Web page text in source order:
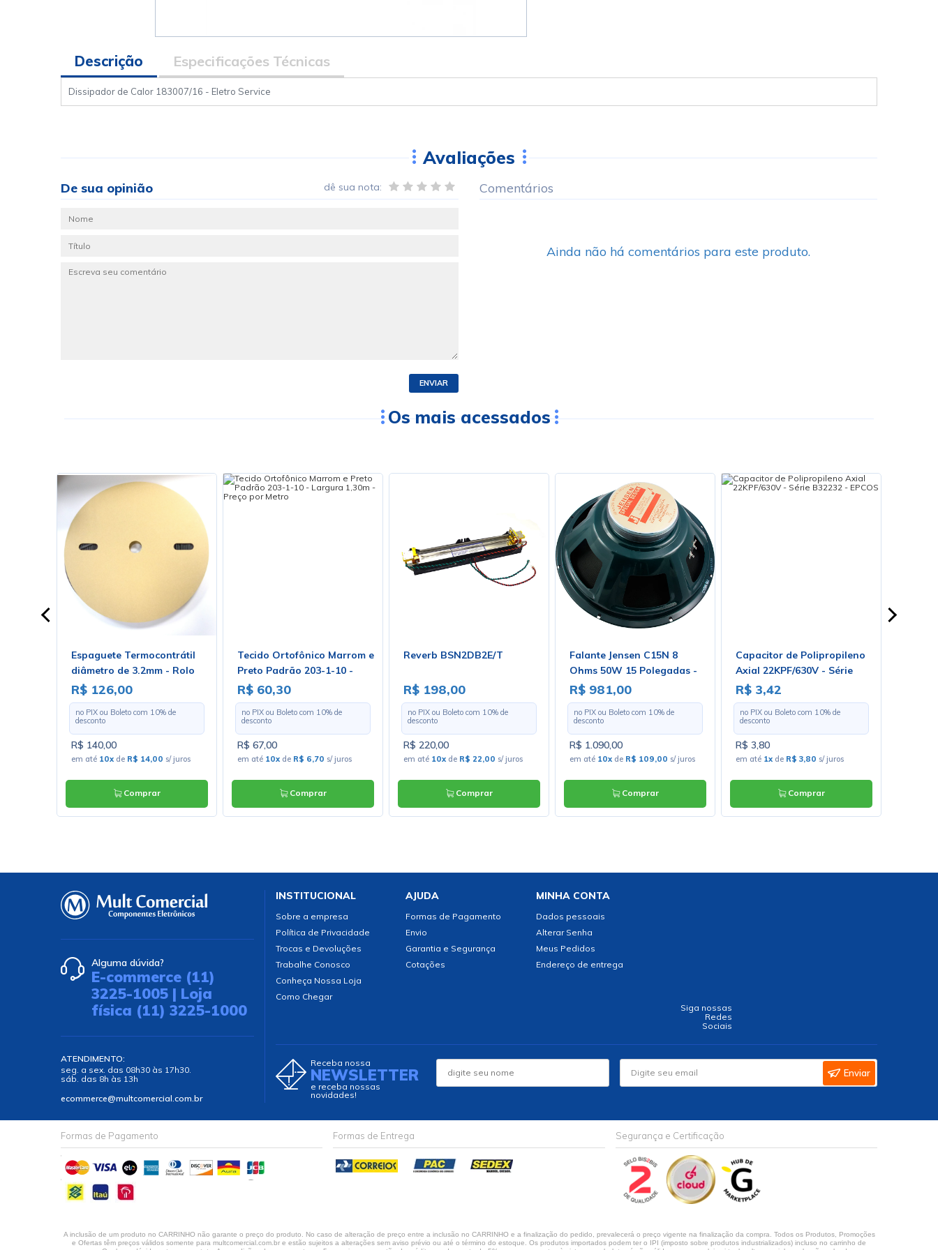
Descrição
Dissipador de Calor 183007/16 - Eletro Service
Especificações Técnicas
Avaliações
De sua opinião dê sua nota:
ENVIAR
Comentários
Ainda não há comentários para este produto.
Os mais acessados
Espaguete Termocontrátil
diâmetro de 3.2mm - Rolo
Com 100 Metros
R$ 126,00
no PIX ou Boleto com 10% de
desconto
R$ 140,00
em até 10xde R$ 14,00 s/ juros
Comprar
Tecido Ortofônico Marrom e
Preto Padrão 203-1-10 -
Largura 1,30m - Preço por
Metro
R$ 60,30
no PIX ou Boleto com 10% de
desconto
R$ 67,00
em até 10xde R$ 6,70 s/ juros
Comprar
Reverb BSN2DB2E/T
R$ 198,00
no PIX ou Boleto com 10% de
desconto
R$ 220,00
em até 10xde R$ 22,00 s/ juros
Comprar
Falante Jensen C15N 8
Ohms 50W 15 Polegadas -
ZJ07050
R$ 981,00
no PIX ou Boleto com 10% de
desconto
R$ 1.090,00
em até 10xde R$ 109,00 s/ juros
Comprar
Capacitor de Polipropileno
Axial 22KPF/630V - Série
B32232 - EPCOS
R$ 3,42
no PIX ou Boleto com 10% de
desconto
R$ 3,80
em até 1xde R$ 3,80 s/ juros
Comprar
Alguma dúvida?
E-commerce (11)
3225-1005 | Loja
física (11) 3225-1000
ATENDIMENTO:
seg. a sex. das 08h30 às 17h30.
sáb. das 8h às 13h
ecommerce@multcomercial.com.br
INSTITUCIONAL
Sobre a empresa
Política de Privacidade
Trocas e Devoluções
Trabalhe Conosco
Conheça Nossa Loja
Como Chegar
AJUDA
Formas de Pagamento
Envio
Garantia e Segurança
Cotações
MINHA CONTA
Dados pessoais
Alterar Senha
Meus Pedidos
Endereço de entrega
Siga nossas
Redes
Sociais
Receba nossa
NEWSLETTER
e receba nossas
novidades!
Enviar
Formas de Pagamento Formas de Entrega Segurança e Certificação
A inclusão de um produto no CARRINHO não garante o preço do produto. No caso de alteração de preço entre a inclusão no CARRINHO e a finalização do pedido, prevalecerá o preço vigente na finalização da compra. Todos os Produtos, Promoções
e Ofertas têm preços válidos somente para multcomercial.com.br e estão sujeitos a alterações sem aviso prévio ou até o término do estoque. Os produtos importados podem ter o IPI (imposto sobre produtos industrializados) incluso no carrinho de